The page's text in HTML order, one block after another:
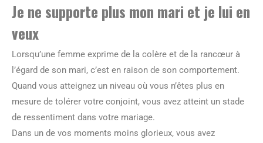
Je ne supporte plus mon mari et je lui en
veux
Lorsqu’une femme exprime de la colère et de la rancœur à
l’égard de son mari, c’est en raison de son comportement.
Quand vous atteignez un niveau où vous n’êtes plus en
mesure de tolérer votre conjoint, vous avez atteint un stade
de ressentiment dans votre mariage.
Dans un de vos moments moins glorieux, vous avez